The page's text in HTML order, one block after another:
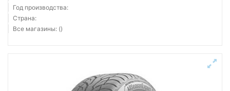
Год производства:
Страна:
Все магазины: ()